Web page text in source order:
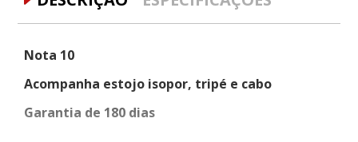
Nota 10
Acompanha estojo isopor, tripé e cabo
Garantia de 180 dias